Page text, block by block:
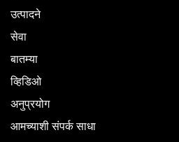
उत्पादने
सेवा
बातम्या
व्हिडिओ
अनुप्रयोग
आमच्याशी संपर्क साधा